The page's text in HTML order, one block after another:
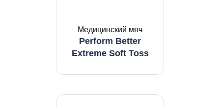
Медицинский мяч
Perform Better
Extreme Soft Toss